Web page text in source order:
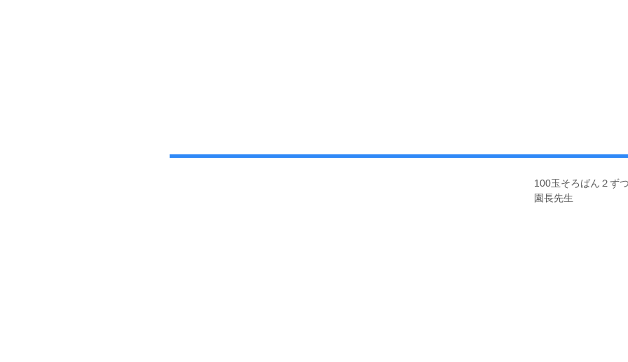
​100玉そろばん２ず
​園長先生